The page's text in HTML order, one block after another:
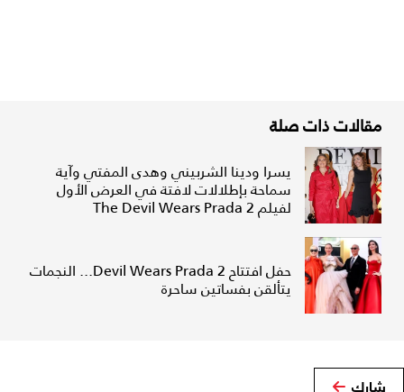
مقالات ذات صلة
يسرا ودينا الشربيني وهدى المفتي وآية
سماحة بإطلالات لافتة في العرض الأول
لفيلم The Devil Wears Prada 2
حفل افتتاح Devil Wears Prada 2... النجمات
يتألقن بفساتين ساحرة
شارك